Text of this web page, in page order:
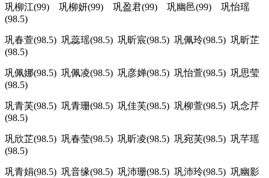
巩柳江(99) 巩柳妍(99) 巩盈君(99) 巩幽邑(99) 巩怡瑶
(98.5)
巩春萱(98.5) 巩蕊瑶(98.5) 巩昕宸(98.5) 巩佩玲(98.5) 巩昕芷
(98.5)
巩佩娜(98.5) 巩佩凌(98.5) 巩彦婵(98.5) 巩怡萱(98.5) 巩思莹
(98.5)
巩青芙(98.5) 巩青珊(98.5) 巩佳芙(98.5) 巩柳萱(98.5) 巩念芹
(98.5)
巩欣芷(98.5) 巩春莹(98.5) 巩昕凌(98.5) 巩宛芙(98.5) 巩芊瑶
(98.5)
巩青娟(98.5) 巩音缘(98.5) 巩沛珊(98.5) 巩沛玲(98.5) 巩幽影